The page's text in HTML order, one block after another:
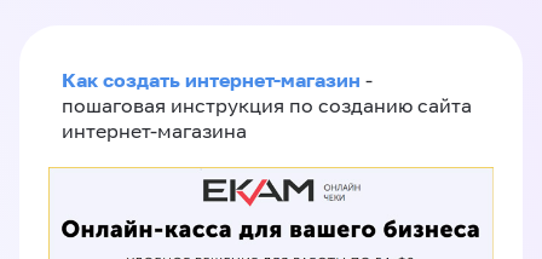
Как создать интернет-магазин -
пошаговая инструкция по созданию сайта
интернет-магазина